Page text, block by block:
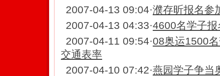
2007-04-13 09:04·濮存昕报名参
2007-04-13 04:33·4600名学子
2007-04-11 09:54·08奥运1500
交通表率
2007-04-10 07:42·燕园学子争当